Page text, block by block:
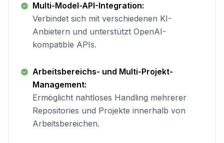
Multi-Model-API-Integration:
Verbindet sich mit verschiedenen KI-
Anbietern und unterstützt OpenAI-
kompatible APIs.
Arbeitsbereichs- und Multi-Projekt-
Management:
Ermöglicht nahtloses Handling mehrerer
Repositories und Projekte innerhalb von
Arbeitsbereichen.